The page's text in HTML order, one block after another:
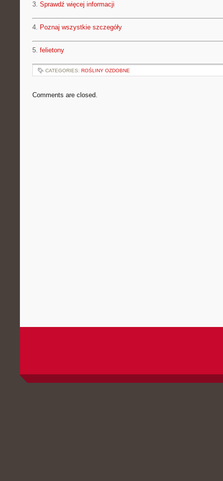
3. Sprawdź więcej informacji
4. Poznaj wszystkie szczegóły
5. felietony
CATEGORIES: ROŚLINY OZDOBNE
Comments are closed.